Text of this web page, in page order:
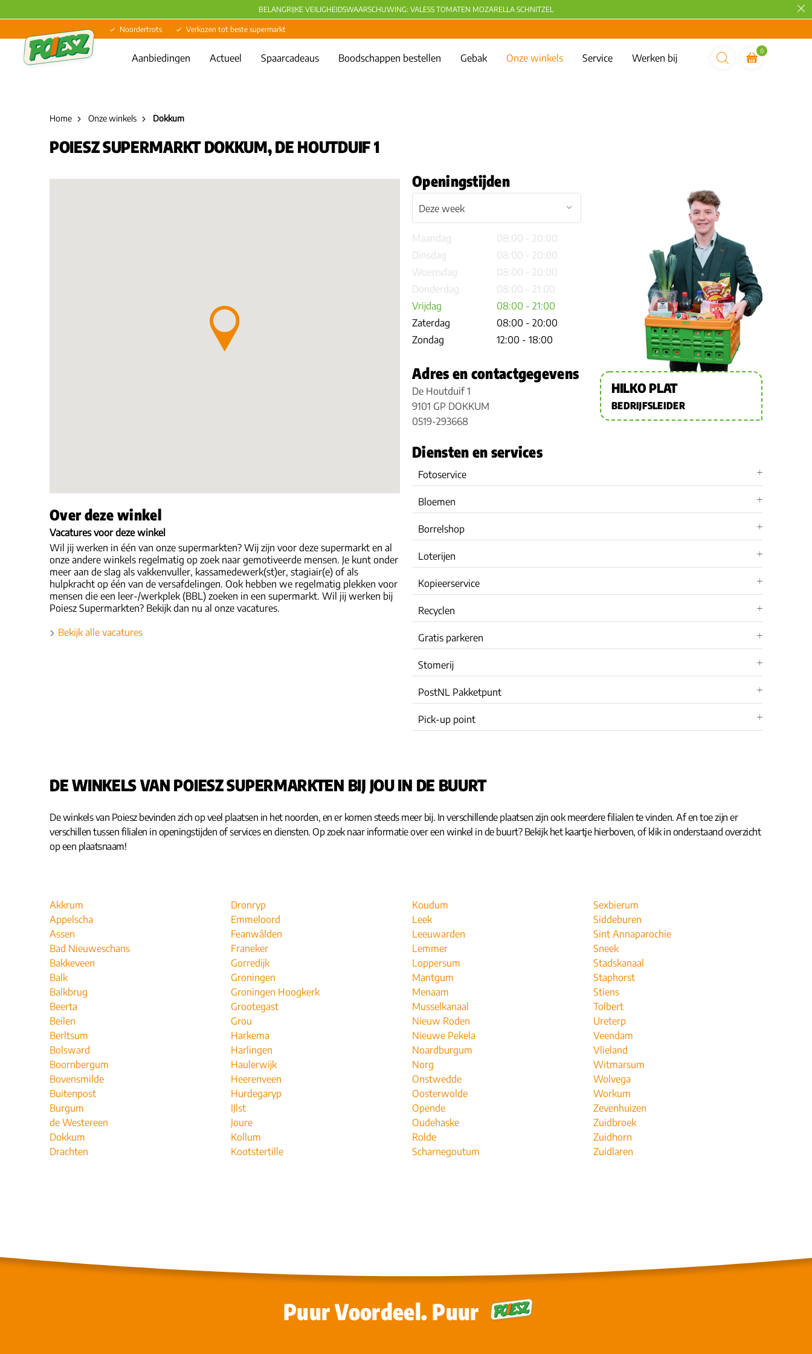
BELANGRIJKE VEILIGHEIDSWAARSCHUWING: VALESS TOMATEN MOZARELLA SCHNITZEL
Noordertrots Verkozen tot beste supermarkt
Aanbiedingen Actueel Spaarcadeaus Boodschappen bestellen Gebak Onze winkels Service Werken bij
0
Home Onze winkels Dokkum
POIESZ SUPERMARKT DOKKUM, DE HOUTDUIF 1
Over deze winkel
Vacatures voor deze winkel
Wil jij werken in één van onze supermarkten? Wij zijn voor deze supermarkt en al
onze andere winkels regelmatig op zoek naar gemotiveerde mensen. Je kunt onder
meer aan de slag als vakkenvuller, kassamedewerk(st)er, stagiair(e) of als
hulpkracht op één van de versafdelingen. Ook hebben we regelmatig plekken voor
mensen die een leer-/werkplek (BBL) zoeken in een supermarkt. Wil jij werken bij
Poiesz Supermarkten? Bekijk dan nu al onze vacatures.
Bekijk alle vacatures
Openingstijden
Maandag
08:00 - 20:00
Dinsdag
08:00 - 20:00
Woensdag
08:00 - 20:00
Donderdag
08:00 - 21:00
Vrijdag
08:00 - 21:00
Zaterdag
08:00 - 20:00
Zondag
12:00 - 18:00
Adres en contactgegevens
De Houtduif 1
9101 GP DOKKUM
0519-293668
HILKO PLAT
BEDRIJFSLEIDER
Diensten en services
Fotoservice
Bloemen
Borrelshop
Loterijen
Kopieerservice
Recyclen
Gratis parkeren
Stomerij
PostNL Pakketpunt
Pick-up point
DE WINKELS VAN POIESZ SUPERMARKTEN BIJ JOU IN DE BUURT
De winkels van Poiesz bevinden zich op veel plaatsen in het noorden, en er komen steeds meer bij. In verschillende plaatsen zijn ook meerdere filialen te vinden. Af en toe zijn er
verschillen tussen filialen in openingstijden of services en diensten. Op zoek naar informatie over een winkel in de buurt? Bekijk het kaartje hierboven, of klik in onderstaand overzicht
op een plaatsnaam!
Akkrum
Appelscha
Assen
Bad Nieuweschans
Bakkeveen
Balk
Balkbrug
Beerta
Beilen
Berltsum
Bolsward
Boornbergum
Bovensmilde
Buitenpost
Burgum
de Westereen
Dokkum
Drachten
Dronryp
Emmeloord
Feanwâlden
Franeker
Gorredijk
Groningen
Groningen Hoogkerk
Grootegast
Grou
Harkema
Harlingen
Haulerwijk
Heerenveen
Hurdegaryp
IJlst
Joure
Kollum
Kootstertille
Koudum
Leek
Leeuwarden
Lemmer
Loppersum
Mantgum
Menaam
Musselkanaal
Nieuw Roden
Nieuwe Pekela
Noardburgum
Norg
Onstwedde
Oosterwolde
Opende
Oudehaske
Rolde
Scharnegoutum
Sexbierum
Siddeburen
Sint Annaparochie
Sneek
Stadskanaal
Staphorst
Stiens
Tolbert
Ureterp
Veendam
Vlieland
Witmarsum
Wolvega
Workum
Zevenhuizen
Zuidbroek
Zuidhorn
Zuidlaren
Puur Voordeel. Puur